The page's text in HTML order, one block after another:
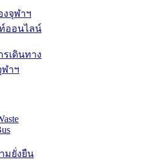
จุฬาฯ
ออนไลน์
เดินทาง
าฯ
มยั่งยืน